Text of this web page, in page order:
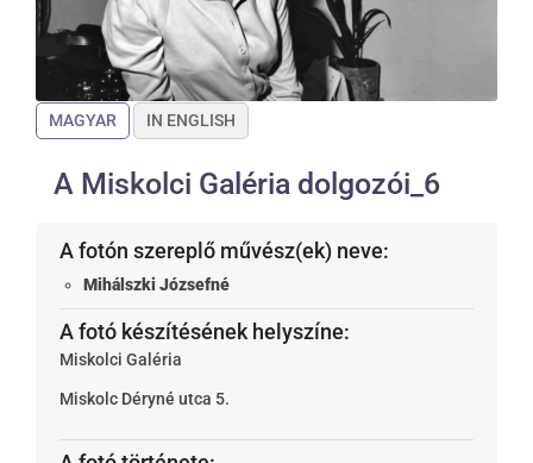
MAGYAR IN ENGLISH
A Miskolci Galéria dolgozói_6
A fotón szereplő művész(ek) neve:
Mihálszki Józsefné
A fotó készítésének helyszíne:
Miskolci Galéria
Miskolc Déryné utca 5.